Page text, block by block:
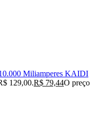
Miliamperes KAIDI
129,00.R$ 79,44O preço